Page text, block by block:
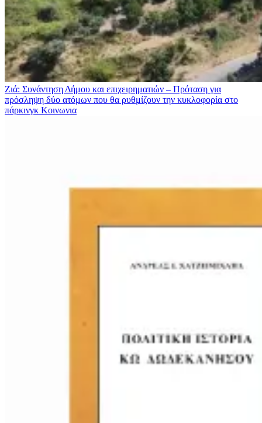
Ζιά: Συνάντηση Δήμου και επιχειρηματιών – Πρόταση για
πρόσληψη δύο ατόμων που θα ρυθμίζουν την κυκλοφορία στο
πάρκινγκ Κοινωνια